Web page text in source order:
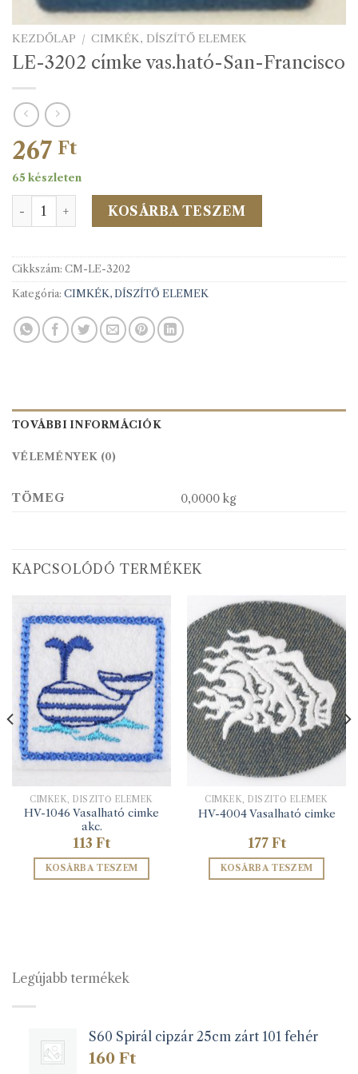
KEZDŐLAP / CIMKÉK, DÍSZÍTŐ ELEMEK
LE-3202 címke vas.ható-San-Francisco
267 Ft
65 készleten
LE-3202 címke vas.ható-San-Francisco mennyiség
KOSÁRBA TESZEM
Cikkszám: CM-LE-3202
Kategória: CIMKÉK, DÍSZÍTŐ ELEMEK
TOVÁBBI INFORMÁCIÓK
VÉLEMÉNYEK (0)
TÖMEG 0,0000 kg
KAPCSOLÓDÓ TERMÉKEK
CIMKÉK, DÍSZÍTŐ ELEMEK
HV-1046 Vasalható cimke
akc.
113 Ft
KOSÁRBA TESZEM
CIMKÉK, DÍSZÍTŐ ELEMEK
HV-4004 Vasalható cimke
177 Ft
KOSÁRBA TESZEM
Legújabb termékek
S60 Spirál cipzár 25cm zárt 101 fehér
160 Ft